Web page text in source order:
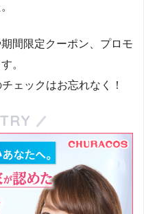
間限定クーポン、プロモ
。
ェックはお忘れなく！